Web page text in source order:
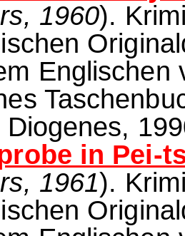
1960).
Englischen
Diogenes,
in Pei-
1961).